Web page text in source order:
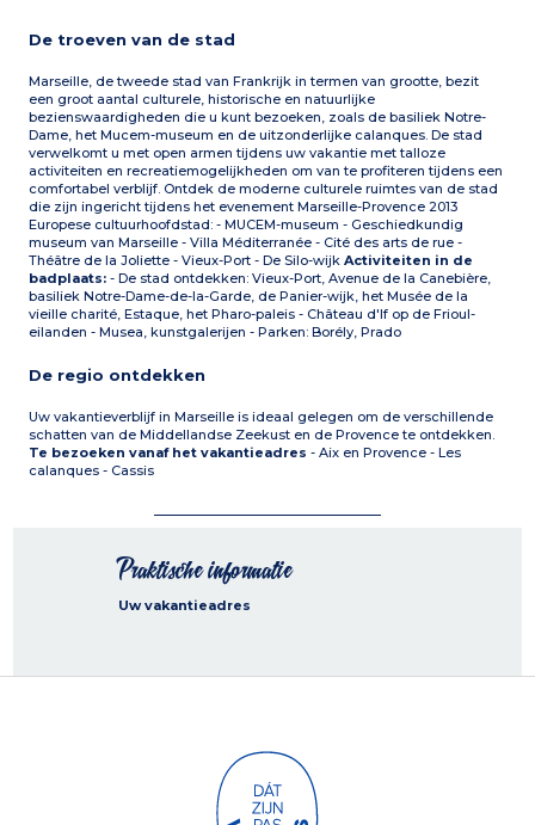
De troeven van de stad
Marseille, de tweede stad van Frankrijk in termen van grootte, bezit
een groot aantal culturele, historische en natuurlijke
bezienswaardigheden die u kunt bezoeken, zoals de basiliek Notre-
Dame, het Mucem-museum en de uitzonderlijke calanques. De stad
verwelkomt u met open armen tijdens uw vakantie met talloze
activiteiten en recreatiemogelijkheden om van te profiteren tijdens een
comfortabel verblijf. Ontdek de moderne culturele ruimtes van de stad
die zijn ingericht tijdens het evenement Marseille-Provence 2013
Europese cultuurhoofdstad: - MUCEM-museum - Geschiedkundig
museum van Marseille - Villa Méditerranée - Cité des arts de rue -
Théâtre de la Joliette - Vieux-Port - De Silo-wijkActiviteiten in de
badplaats: - De stad ontdekken: Vieux-Port, Avenue de la Canebière,
basiliek Notre-Dame-de-la-Garde, de Panier-wijk, het Musée de la
vieille charité, Estaque, het Pharo-paleis - Château d'If op de Frioul-
eilanden - Musea, kunstgalerijen - Parken: Borély, Prado
De regio ontdekken
Uw vakantieverblijf in Marseille is ideaal gelegen om de verschillende
schatten van de Middellandse Zeekust en de Provence te ontdekken.
Te bezoeken vanaf het vakantieadres - Aix en Provence - Les
calanques - Cassis
Praktische informatie
Uw vakantieadres